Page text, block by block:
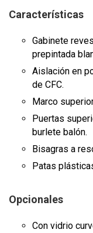
Características
Gabinete
prepintada
Aislación en
de CFC.
Marco
Puertas
burlete balón.
Bisagras a
Patas
Opcionales
Con vidrio